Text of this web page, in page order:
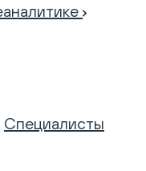
Специалисты